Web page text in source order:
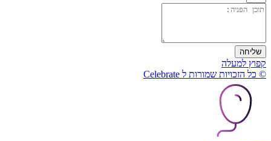
שליחה
קפוץ למעלה
© כל הזכויות שמורות ל Celebrate